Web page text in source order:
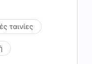
ταινίες